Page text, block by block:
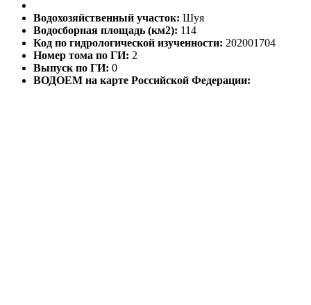
Водохозяйственный участок: Шуя
Водосборная площадь (км2): 114
Код по гидрологической изученности: 202001704
Номер тома по ГИ: 2
Выпуск по ГИ: 0
ВОДОЕМ на карте Российской Федерации: